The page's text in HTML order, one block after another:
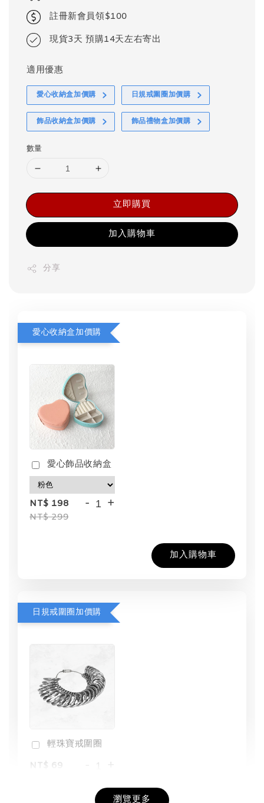
註冊新會員領$100
現貨3天 預購14天左右寄出
適用優惠
愛心收納盒加價購 日規戒圍圈加價購
飾品收納盒加價購 飾品禮物盒加價購
數量
立即購買
加入購物車
分享
愛心收納盒加價購
愛心飾品收納盒
NT$ 198
NT$ 299
- +
加入購物車
日規戒圍圈加價購
輕珠寶戒圍圈
NT$ 69
+
瀏覽更多